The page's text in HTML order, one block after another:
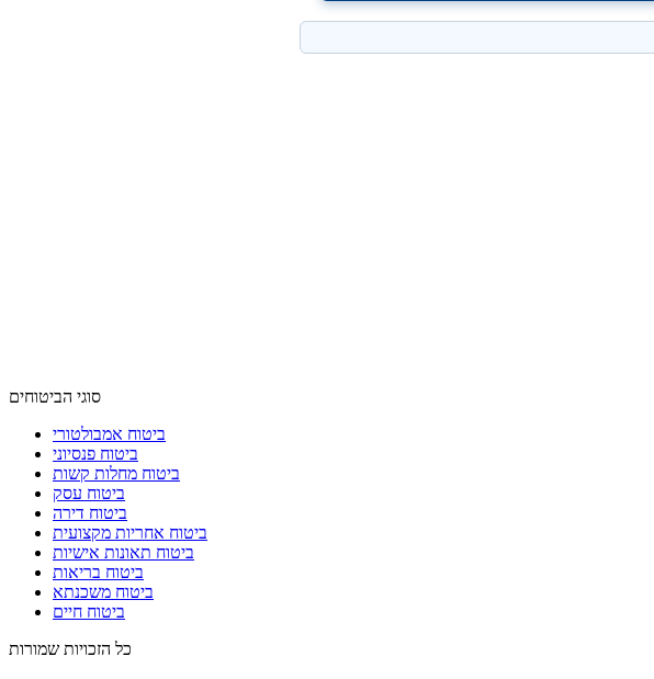
סוגי הביטוחים
ביטוח אמבולטורי
ביטוח פנסיוני
ביטוח מחלות קשות
ביטוח עסק
ביטוח דירה
ביטוח אחריות מקצועית
ביטוח תאונות אישיות
ביטוח בריאות
ביטוח משכנתא
ביטוח חיים
כל הזכויות שמורות